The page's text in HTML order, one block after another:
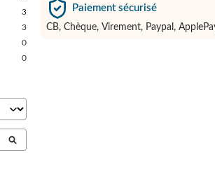
Paiement sécurisé
CB, Chèque, Virement, Paypal,
3
3
0
0